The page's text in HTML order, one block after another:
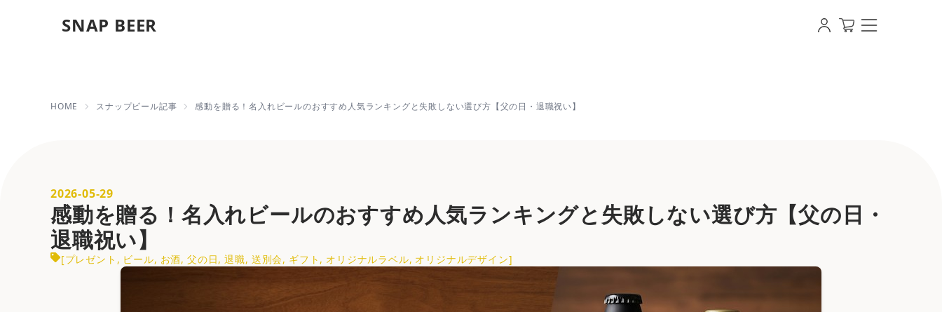
SNAP BEER 感動を贈る！名入れビールのおすすめ人気ランキングと失敗しない選び方【父の日・退職祝い】 | 【即日発送OK】写真・名入れオリジナルラベル
HOME スナップビール記事 感動を贈る！名入れビールのおすすめ人気ランキングと失敗しない選び方【父の日・退職祝い】
2026-05-29
感動を贈る！名入れビールのおすすめ人気ランキングと失敗しない選び方【父の日・
退職祝い】
[プレゼント , ビール, お酒, 父の日, 退職, 送別会, ギフト , オリジナルラベル, オリジナルデザイン]